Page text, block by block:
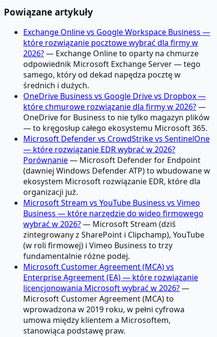
Powiązane artykuły
Exchange Online vs Google Workspace Business —
które rozwiązanie pocztowe wybrać dla firmy w
2026?— Exchange Online to oparty na chmurze
odpowiednik Microsoft Exchange Server — tego
samego, który od dekad napędza pocztę w
średnich i dużych.
OneDrive Business vs Google Drive vs Dropbox —
które chmurowe rozwiązanie dla firmy w 2026?—
OneDrive for Business to nie tylko magazyn plików
— to kręgosłup całego ekosystemu Microsoft 365.
Microsoft Defender vs CrowdStrike vs SentinelOne
— które rozwiązanie EDR wybrać w 2026?
Porównanie— Microsoft Defender for Endpoint
(dawniej Windows Defender ATP) to wbudowane w
ekosystem Microsoft rozwiązanie EDR, które dla
organizacji już.
Microsoft Stream vs YouTube Business vs Vimeo
Business — które narzędzie do wideo firmowego
wybrać w 2026?— Microsoft Stream (dziś
zintegrowany z SharePoint i Clipchamp), YouTube
(w roli firmowej) i Vimeo Business to trzy
fundamentalnie różne podej.
Microsoft Customer Agreement (MCA) vs
Enterprise Agreement (EA) — które rozwiązanie
licencjonowania Microsoft wybrać w 2026?—
Microsoft Customer Agreement (MCA) to
wprowadzona w 2019 roku, w pełni cyfrowa
umowa między klientem a Microsoftem,
stanowiąca podstawę praw.